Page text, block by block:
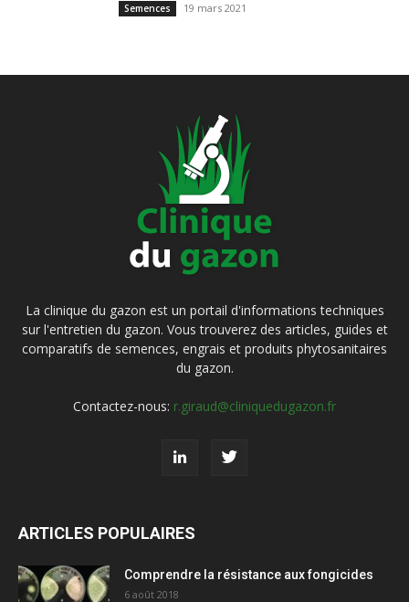
Semences 19 mars 2021
La clinique du gazon est un portail d'informations techniques
sur l'entretien du gazon. Vous trouverez des articles, guides et
comparatifs de semences, engrais et produits phytosanitaires
du gazon.
Contactez-nous: r.giraud@cliniquedugazon.fr
ARTICLES POPULAIRES
Comprendre la résistance aux fongicides
6 août 2018